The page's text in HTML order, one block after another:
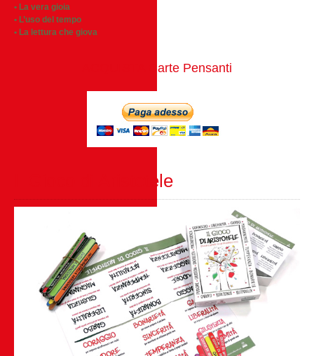
• La vera gioia
• L’uso del tempo
• La lettura che giova
ACQUISTA Carte Pensanti
Il Gioco di Aristotele